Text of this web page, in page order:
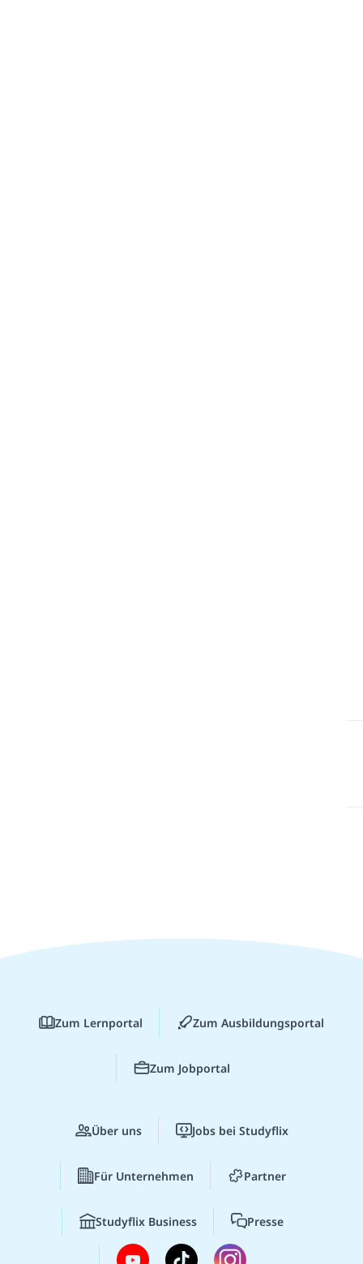
Zum Lernportal Zum Ausbildungsportal
Zum Jobportal
Über uns Jobs bei Studyflix
Für Unternehmen Partner
Studyflix Business Presse